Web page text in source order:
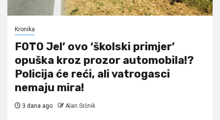
Kronika
FOTO Jel’ ovo ‘školski primjer’
opuška kroz prozor automobila!?
Policija će reći, ali vatrogasci
nemaju mira!
3 dana ago Alan Srčnik